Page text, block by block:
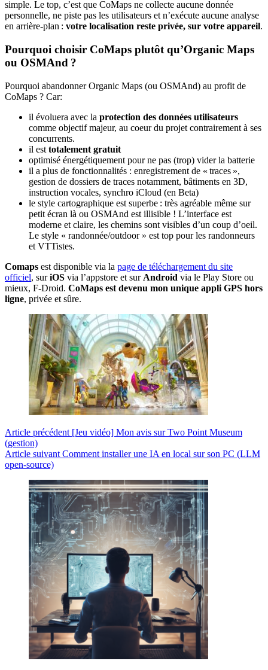
simple. Le top, c’est que CoMaps ne collecte aucune donnée
personnelle, ne piste pas les utilisateurs et n’exécute aucune analyse
en arrière-plan : votre localisation reste privée, sur votre appareil.
Pourquoi choisir CoMaps plutôt qu’Organic Maps
ou OSMAnd ?
Pourquoi abandonner Organic Maps (ou OSMAnd) au profit de
CoMaps ? Car:
il évoluera avec la protection des données utilisateurs
comme objectif majeur, au coeur du projet contrairement à ses
concurrents.
il est totalement gratuit
optimisé énergétiquement pour ne pas (trop) vider la batterie
il a plus de fonctionnalités : enregistrement de « traces »,
gestion de dossiers de traces notamment, bâtiments en 3D,
instruction vocales, synchro iCloud (en Beta)
le style cartographique est superbe : très agréable même sur
petit écran là ou OSMAnd est illisible ! L’interface est
moderne et claire, les chemins sont visibles d’un coup d’oeil.
Le style « randonnée/outdoor » est top pour les randonneurs
et VTTistes.
Comaps est disponible via la page de téléchargement du site
officiel, suriOS via l’appstore et sur Android via le Play Store ou
mieux, F-Droid. CoMaps est devenu mon unique appli GPS hors
ligne, privée et sûre.
Article précédent [Jeu vidéo] Mon avis sur Two Point Museum
(gestion)
Article suivant Comment installer une IA en local sur son PC (LLM
open-source)